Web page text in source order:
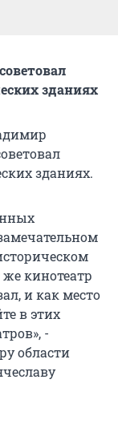
зданиях
зданиях.
же кинотеатр
и как место
в этих
-
области